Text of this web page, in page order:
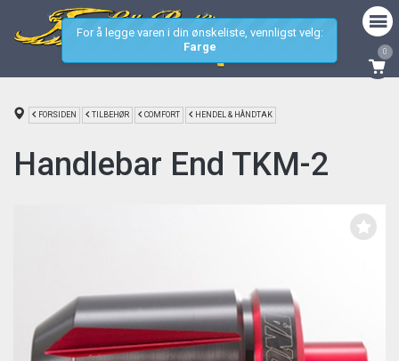
0
FORSIDEN TILBEHØR COMFORT HENDEL & HÅNDTAK
Handlebar End TKM-2
For å legge varen i din ønskeliste, vennligst velg:
Farge